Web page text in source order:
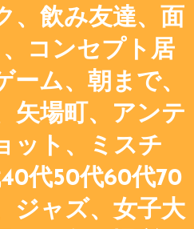
、飲み友達、面
コンセプト居
ーム、朝まで、
矢場町、アンテ
ット、ミスチ
代50代60代70
ジャズ、女子大